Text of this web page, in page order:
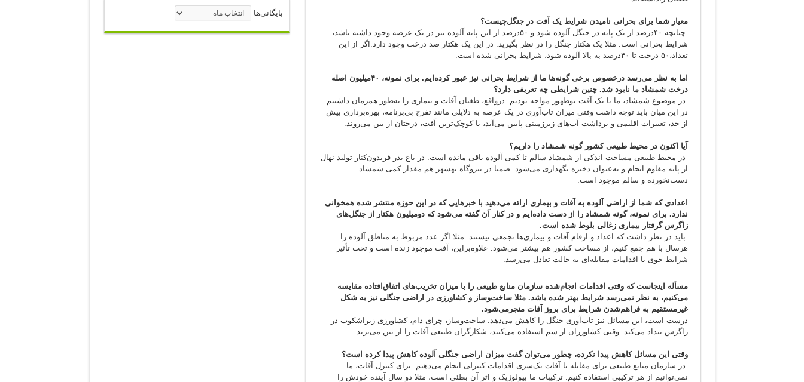
معیار شما برای بحرانی نامیدن شرایط یک آفت در جنگل‌چیست؟
چنانچه ۴۰درصد از یک پایه در جنگل آلوده شود و ۵۰درصد از این پایه آلوده نیز در یک عرصه وجود داشته باشد،
شرایط بحرانی است. مثلا یک هکتار جنگل را در نظر بگیرید. در این یک هکتار صد درخت وجود دارد.اگر از این
تعداد،۵۰ درخت تا ۴۰درصد به بالا آلوده شود، شرایط بحرانی شده‌ است.
اما به نظر می‌رسد درخصوص برخی گونه‌ها ما از شرایط بحرانی نیز عبور کرده‌ایم. برای نمونه، ۴۰میلیون اصله
درخت شمشاد ما نابود شد. چنین شرایطی چه تعریفی دارد؟
در موضوع شمشاد، ما با یک آفت نوظهور مواجه بودیم. درواقع، طغیان آفات و بیماری را به‌طور همزمان داشتیم.
در این میان باید توجه داشت وقتی میزان تاب‌آوری در یک عرصه به دلایلی مانند تفرج بی‌برنامه، بهره‌برداری بیش
از حد، تغییرات اقلیمی و برداشت آب‌های زیرزمینی پایین می‌آید، با کوچک‌ترین آفت، درختان از بین می‌روند.
آیا اکنون در محیط طبیعی کشور گونه شمشاد را داریم؟
در محیط طبیعی مساحت اندکی از شمشاد سالم تا کمی آلوده باقی مانده است. در باغ بذر فریدون‌کنار تولید نهال
از پایه مقاوم انجام و به‌عنوان ذخیره نگهداری می‌شود. ضمنا در نیروگاه بهشهر هم مقدار کمی شمشاد
دست‌نخورده و سالم موجود است.
اعدادی که شما از اراضی آلوده به آ‌فات و بیماری ارائه می‌دهید با خبرهایی که در این حوزه منتشر شده همخوانی
ندارد. برای نمونه، گونه شمشاد را از دست داده‌ایم و در کنار آن گفته می‌شود که دومیلیون هکتار از جنگل‌های
زاگرس گرفتار بیماری زغالی بلوط شده است.
باید در نظر داشت که اعداد و ارقام آفات و بیماری‌ها تجمعی نیستند. مثلا اگر عدد مربوط به مناطق آلوده را
هرسال با هم جمع کنیم، از مساحت کشور هم بیشتر می‌شود. علاوه‌براین، آفت موجود زنده است و تحت تأثیر
شرایط جوی یا اقدامات مقابله‌ای به حالت تعادل می‌رسد.
مسأله اینجاست که وقتی اقدامات انجام‌شده سازمان منابع طبیعی را با میزان تخریب‌های اتفاق‌افتاده مقایسه
می‌کنیم، به نظر نمی‌رسد شرایط بهتر شده باشد. مثلا ساخت‌وساز و کشاورزی در اراضی جنگلی نیز به شکل
غیرمستقیم به فراهم‌شدن شرایط برای بروز آفات منجر‌می‌شود.
درست است، این مسائل نیز تاب‌آوری جنگل را کاهش می‌دهد. ساخت‌وساز، چرای دام، کشاورزی زیراشکوب در
زاگرس بیداد می‌کند. وقتی کشاورزان از سم استفاده می‌کنند، شکارگران طبیعی آفات را از بین می‌برند.
وقتی این مسائل کاهش پیدا نکرده، چطور می‌توان گفت میزان اراضی جنگلی آلوده کاهش پیدا کرده است؟
در سازمان منابع طبیعی برای مقابله با آفات یک‌سری اقدامات کنترلی انجام می‌دهیم. برای کنترل آفات، ما
نمی‌توانیم از هر ترکیبی استفاده کنیم. ترکیبات ما بیولوژیک و اثر آن بطئی است، مثلا دو سال آینده خودش را
بایگانی‌ها